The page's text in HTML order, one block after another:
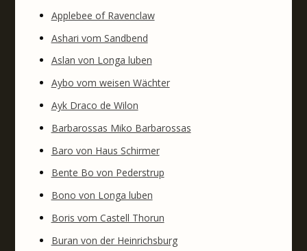
Applebee of Ravenclaw
Ashari vom Sandbend
Aslan von Longa luben
Aybo vom weisen Wächter
Ayk Draco de Wilon
Barbarossas Miko Barbarossas
Baro von Haus Schirmer
Bente Bo von Pederstrup
Bono von Longa luben
Boris vom Castell Thorun
Buran von der Heinrichsburg